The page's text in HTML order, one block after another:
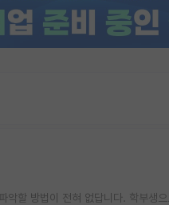
악할 방법이 전혀 없답니다. 학부생